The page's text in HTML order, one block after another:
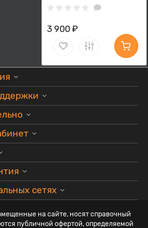
3 900 ₽
сетях
на сайте, носят справочный
публичной офертой, определяемой